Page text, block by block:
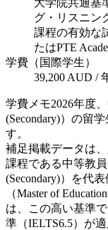
グ・リスニン
課程の有効な
たはPTE
学費（国際学生）
39,200 AUD /
学費メモ2026年度
(Secondary)）の留
す。
補足掲載データは
課程である中等教員
(Secondary)）を代
（Master of
は、この高い基準
準（IELTS6.5）が